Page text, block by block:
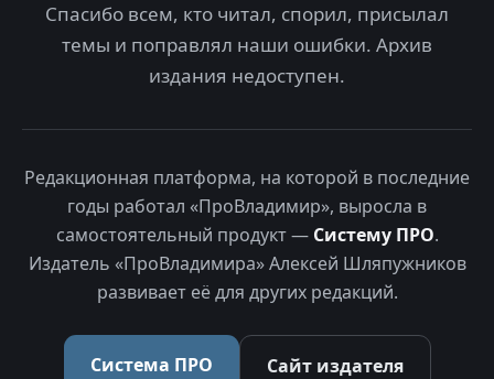
Спасибо всем, кто читал, спорил, присылал
темы и поправлял наши ошибки. Архив
издания недоступен.
Редакционная платформа, на которой в последние
годы работал «ПроВладимир», выросла в
самостоятельный продукт — Систему ПРО.
Издатель «ПроВладимира» Алексей Шляпужников
развивает её для других редакций.
Система ПРО Сайт издателя